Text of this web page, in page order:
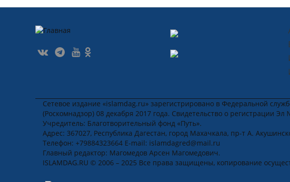
Сетевое издание «islamdag.ru» зарегистрировано в Федеральной
(Роскомнадзор) 08 декабря 2017 года. Свидетельство о регистрации
Учредитель: Благотворительный фонд «Путь».
Адрес: 367027, Республика Дагестан, город Махачкала, пр-т А.
Телефон: +79884323664 E-mail: islamdagred@mail.ru
Главный редактор: Магомедов Арсен Магомедович.
ISLAMDAG.RU © 2006 – 2025 Все права защищены, копирование